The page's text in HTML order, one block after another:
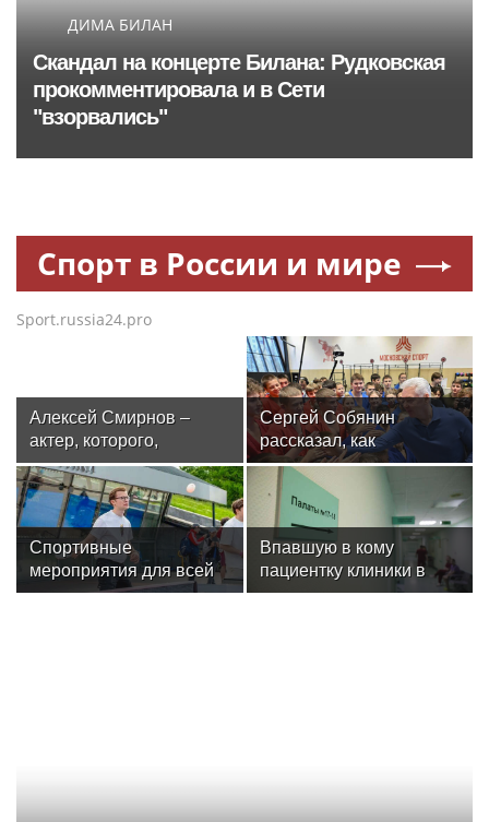
ДИМА БИЛАН
Скандал на концерте Билана: Рудковская
прокомментировала и в Сети
"взорвались"
Спорт в России и мире
Sport.russia24.pro
Алексей Смирнов –
актер, которого,
надеюсь, еще не
забыли
Сергей Собянин
рассказал, как
отреставрируют
знаменитый
спортивный комплекс
столицы
Спортивные
мероприятия для всей
семьи пройдут у
Впавшую в кому
пациентку клиники в
Москве спасли, ей